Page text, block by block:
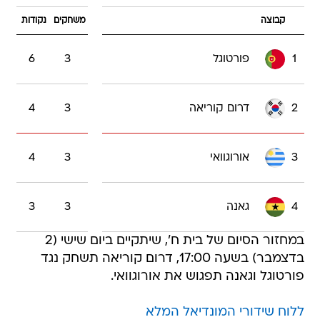
קבוצה משחקים נקודות
1 פורטוגל 3
6
2 דרום קוריאה 3
4
3 אורוגוואי 3
4
4 גאנה 3
3
במחזור הסיום של בית ח', שיתקיים ביום שישי (2
בדצמבר) בשעה 17:00, דרום קוריאה תשחק נגד
פורטוגל וגאנה תפגוש את אורוגוואי.
ללוח שידורי המונדיאל המלא